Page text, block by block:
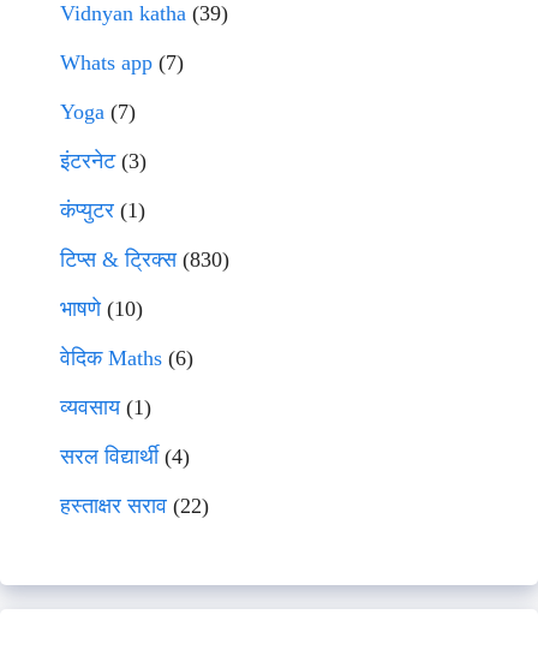
Vidnyan katha (39)
Whats app (7)
Yoga (7)
इंटरनेट(3)
कंप्युटर (1)
टिप्स & ट्रिक्स(830)
भाषणे(10)
वेदिक Maths (6)
व्यवसाय(1)
सरल विद्यार्थी(4)
हस्ताक्षर सराव (22)